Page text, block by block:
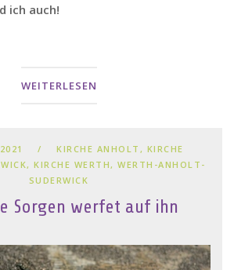
ich auch!
WEITERLESEN
KIRCHE ANHOLT , KIRCHE
, KIRCHE WERTH, WERTH-ANHOLT-
SUDERWICK
Sorgen werfet auf ihn